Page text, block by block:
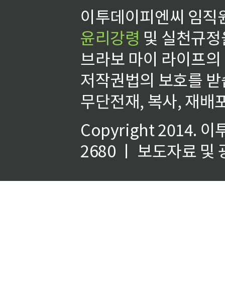
이투데이피엔씨 임
윤리강령 및 실천규
브라보 마이 라이프
저작권법의 보호를
무단전재, 복사, 재배
Copyright 2014. 이
2680 ㅣ 보도자료